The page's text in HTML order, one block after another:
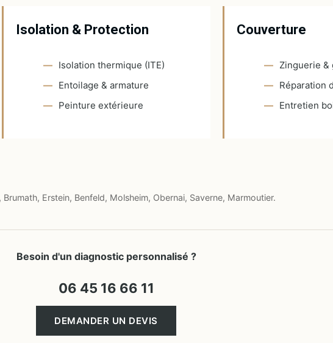
Isolation & Protection
Isolation thermique (ITE)
Entoilage & armature
Peinture extérieure
Couverture
Zinguerie &
Réparation
Entretien
Erstein, Benfeld, Molsheim, Obernai, Saverne, Marmoutier.
Besoin d'un diagnostic personnalisé ?
06 45 16 66 11
DEMANDER UN DEVIS